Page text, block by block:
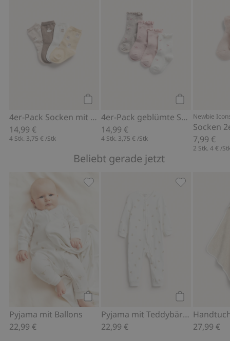
4er-Pack Socken mit Teddybären
14,99 €
4 Stk. 3,75 € /Stk
4er-Pack geblümte Socken
14,99 €
4 Stk. 3,75 € /Stk
Newbie
Socken
7,99 €
2 Stk.4 € /
Beliebt gerade jetzt
Kaufen
Pyjama mit Ballons
22,99 €
Pyjama mit Teddybären
22,99 €
27,99 €